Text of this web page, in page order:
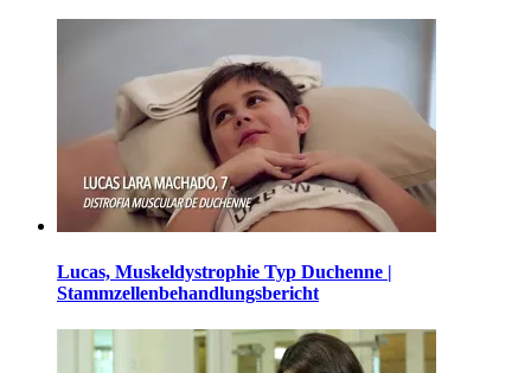
Lucas, Muskeldystrophie Typ Duchenne |
Stammzellenbehandlungsbericht